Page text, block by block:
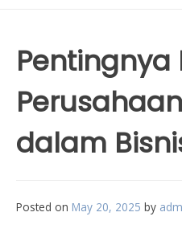
Pentingnya
dalam
Posted on May 20, 2025 by